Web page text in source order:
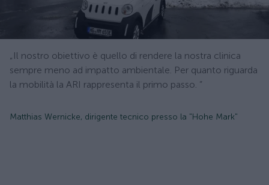
„Il nostro obiettivo è quello di rendere la nostra clinica
sempre meno ad impatto ambientale. Per quanto riguarda
la mobilità la ARI rappresenta il primo passo. ”
Matthias Wernicke, dirigente tecnico presso la "Hohe Mark"